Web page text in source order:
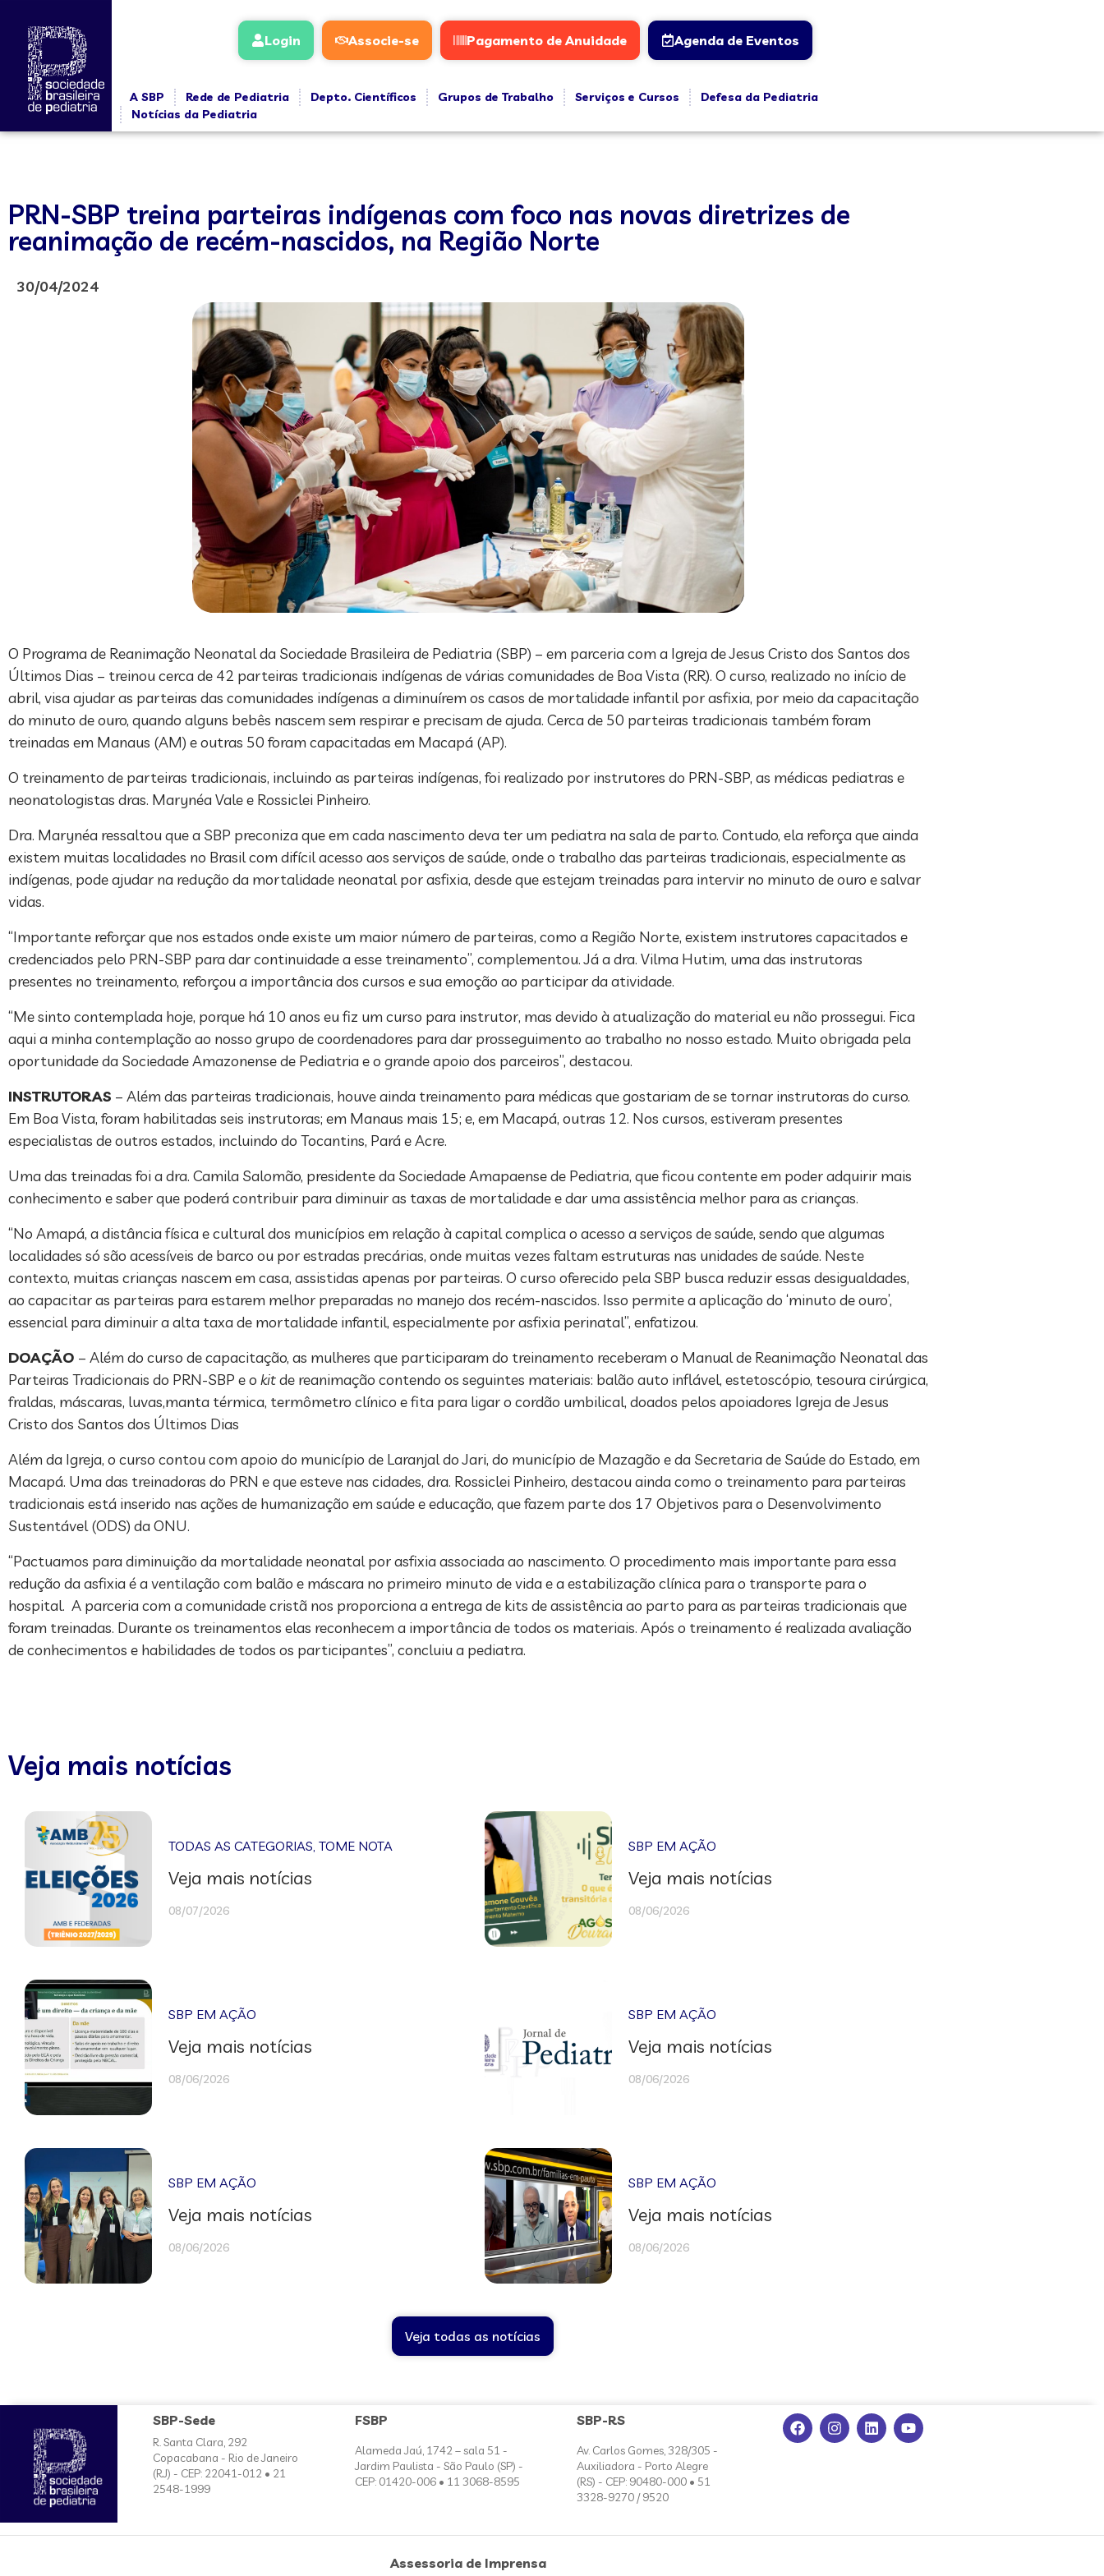
Login Associe-se Pagamento de Anuidade Agenda de Eventos
A SBP Rede de Pediatria Depto. Científicos Grupos de Trabalho Serviços e Cursos
Defesa da Pediatria
Notícias da Pediatria
PRN-SBP treina parteiras indígenas com foco nas novas diretrizes de
reanimação de recém-nascidos, na Região Norte
30/04/2024
O Programa de Reanimação Neonatal da Sociedade Brasileira de Pediatria (SBP) – em parceria com a Igreja de Jesus Cristo dos Santos dos
Últimos Dias – treinou cerca de 42 parteiras tradicionais indígenas de várias comunidades de Boa Vista (RR). O curso, realizado no início de
abril, visa ajudar as parteiras das comunidades indígenas a diminuírem os casos de mortalidade infantil por asfixia, por meio da capacitação
do minuto de ouro, quando alguns bebês nascem sem respirar e precisam de ajuda. Cerca de 50 parteiras tradicionais também foram
treinadas em Manaus (AM) e outras 50 foram capacitadas em Macapá (AP).
O treinamento de parteiras tradicionais, incluindo as parteiras indígenas, foi realizado por instrutores do PRN-SBP, as médicas pediatras e
neonatologistas dras. Marynéa Vale e Rossiclei Pinheiro.
Dra. Marynéa ressaltou que a SBP preconiza que em cada nascimento deva ter um pediatra na sala de parto. Contudo, ela reforça que ainda
existem muitas localidades no Brasil com difícil acesso aos serviços de saúde, onde o trabalho das parteiras tradicionais, especialmente as
indígenas, pode ajudar na redução da mortalidade neonatal por asfixia, desde que estejam treinadas para intervir no minuto de ouro e salvar
vidas.
“Importante reforçar que nos estados onde existe um maior número de parteiras, como a Região Norte, existem instrutores capacitados e
credenciados pelo PRN-SBP para dar continuidade a esse treinamento”, complementou. Já a dra. Vilma Hutim, uma das instrutoras
presentes no treinamento, reforçou a importância dos cursos e sua emoção ao participar da atividade.
“Me sinto contemplada hoje, porque há 10 anos eu fiz um curso para instrutor, mas devido à atualização do material eu não prossegui. Fica
aqui a minha contemplação ao nosso grupo de coordenadores para dar prosseguimento ao trabalho no nosso estado. Muito obrigada pela
oportunidade da Sociedade Amazonense de Pediatria e o grande apoio dos parceiros”, destacou.
INSTRUTORAS – Além das parteiras tradicionais, houve ainda treinamento para médicas que gostariam de se tornar instrutoras do curso.
Em Boa Vista, foram habilitadas seis instrutoras; em Manaus mais 15; e, em Macapá, outras 12. Nos cursos, estiveram presentes
especialistas de outros estados, incluindo do Tocantins, Pará e Acre.
Uma das treinadas foi a dra. Camila Salomão, presidente da Sociedade Amapaense de Pediatria, que ficou contente em poder adquirir mais
conhecimento e saber que poderá contribuir para diminuir as taxas de mortalidade e dar uma assistência melhor para as crianças.
“No Amapá, a distância física e cultural dos municípios em relação à capital complica o acesso a serviços de saúde, sendo que algumas
localidades só são acessíveis de barco ou por estradas precárias, onde muitas vezes faltam estruturas nas unidades de saúde. Neste
contexto, muitas crianças nascem em casa, assistidas apenas por parteiras. O curso oferecido pela SBP busca reduzir essas desigualdades,
ao capacitar as parteiras para estarem melhor preparadas no manejo dos recém-nascidos. Isso permite a aplicação do ‘minuto de ouro’,
essencial para diminuir a alta taxa de mortalidade infantil, especialmente por asfixia perinatal”, enfatizou.
DOAÇÃO – Além do curso de capacitação, as mulheres que participaram do treinamento receberam o Manual de Reanimação Neonatal das
Parteiras Tradicionais do PRN-SBP e o kitde reanimação contendo os seguintes materiais: balão auto inflável, estetoscópio, tesoura cirúrgica,
fraldas, máscaras, luvas,manta térmica, termômetro clínico e fita para ligar o cordão umbilical, doados pelos apoiadores Igreja de Jesus
Cristo dos Santos dos Últimos Dias
Além da Igreja, o curso contou com apoio do município de Laranjal do Jari, do município de Mazagão e da Secretaria de Saúde do Estado, em
Macapá. Uma das treinadoras do PRN e que esteve nas cidades, dra. Rossiclei Pinheiro, destacou ainda como o treinamento para parteiras
tradicionais está inserido nas ações de humanização em saúde e educação, que fazem parte dos 17 Objetivos para o Desenvolvimento
Sustentável (ODS) da ONU.
“Pactuamos para diminuição da mortalidade neonatal por asfixia associada ao nascimento. O procedimento mais importante para essa
redução da asfixia é a ventilação com balão e máscara no primeiro minuto de vida e a estabilização clínica para o transporte para o
hospital. A parceria com a comunidade cristã nos proporciona a entrega de kits de assistência ao parto para as parteiras tradicionais que
foram treinadas. Durante os treinamentos elas reconhecem a importância de todos os materiais. Após o treinamento é realizada avaliação
de conhecimentos e habilidades de todos os participantes”, concluiu a pediatra.
Veja mais notícias
TODAS AS CATEGORIAS,TOME NOTA
Veja mais notícias
08/07/2026
SBP EM AÇÃO
Veja mais notícias
08/06/2026
SBP EM AÇÃO
Veja mais notícias
08/06/2026
SBP EM AÇÃO
Veja mais notícias
08/06/2026
SBP EM AÇÃO
Veja mais notícias
08/06/2026
SBP EM AÇÃO
Veja mais notícias
08/06/2026
Veja todas as notícias
SBP-Sede
R. Santa Clara, 292
Copacabana - Rio de Janeiro
(RJ) - CEP: 22041-012 • 21
2548-1999
FSBP
Alameda Jaú, 1742 – sala 51 -
Jardim Paulista - São Paulo (SP) -
CEP: 01420-006 • 11 3068-8595
SBP-RS
Av. Carlos Gomes, 328/305 -
Auxiliadora - Porto Alegre
(RS) - CEP: 90480-000 • 51
3328-9270 / 9520
Assessoria de Imprensa